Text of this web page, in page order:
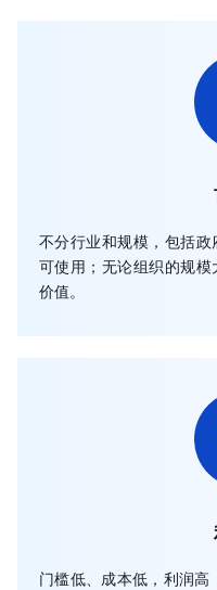
不分行业和规模，包括
可使用；无论组织的规
价值。
门槛低、成本低，利润